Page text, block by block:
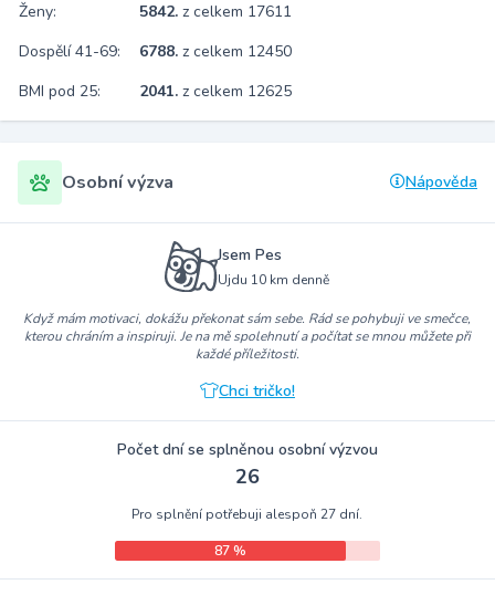
Ženy:
5842. z celkem 17611
Dospělí 41-69:
6788. z celkem 12450
BMI pod 25:
2041. z celkem 12625
Osobní výzva Nápověda
Jsem Pes
Ujdu 10 km denně
Když mám motivaci, dokážu překonat sám sebe. Rád se pohybuji ve smečce,
kterou chráním a inspiruji. Je na mě spolehnutí a počítat se mnou můžete při
každé příležitosti.
Chci tričko!
Počet dní se splněnou osobní výzvou
26
Pro splnění potřebuji alespoň 27 dní.
87 %